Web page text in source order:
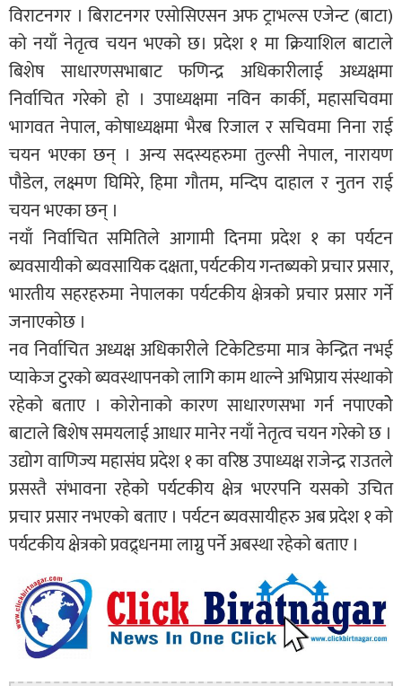
विराटनगर । बिराटनगर एसोसिएसन अफ ट्राभल्स एजेन्ट (बाटा)
को नयाँ नेतृत्व चयन भएको छ। प्रदेश १ मा क्रियाशिल बाटाले
बिशेष साधारणसभाबाट फणिन्द्र अधिकारीलाई अध्यक्षमा
निर्वाचित गरेको हो । उपाध्यक्षमा नविन कार्की, महासचिवमा
भागवत नेपाल, कोषाध्यक्षमा भैरब रिजाल र सचिवमा निना राई
चयन भएका छन् । अन्य सदस्यहरुमा तुल्सी नेपाल, नारायण
पौडेल, लक्ष्मण घिमिरे, हिमा गौतम, मन्दिप दाहाल र नुतन राई
चयन भएका छन् ।
नयाँ निर्वाचित समितिले आगामी दिनमा प्रदेश १ का पर्यटन
ब्यवसायीको ब्यवसायिक दक्षता, पर्यटकीय गन्तब्यको प्रचार प्रसार,
भारतीय सहरहरुमा नेपालका पर्यटकीय क्षेत्रको प्रचार प्रसार गर्ने
जनाएकोछ ।
नव निर्वाचित अध्यक्ष अधिकारीले टिकेटिङमा मात्र केन्द्रित नभई
प्याकेज टुरको ब्यवस्थापनको लागि काम थाल्ने अभिप्राय संस्थाको
रहेको बताए । कोरोनाको कारण साधारणसभा गर्न नपाएकोे
बाटाले बिशेष समयलाई आधार मानेर नयाँ नेतृत्व चयन गरेको छ ।
उद्योग वाणिज्य महासंघ प्रदेश १ का वरिष्ठ उपाध्यक्ष राजेन्द्र राउतले
प्रसस्तै संभावना रहेको पर्यटकीय क्षेत्र भएरपनि यसको उचित
प्रचार प्रसार नभएको बताए । पर्यटन ब्यवसायीहरु अब प्रदेश १ को
पर्यटकीय क्षेत्रको प्रवद्र्धनमा लाग्नु पर्ने अबस्था रहेको बताए ।